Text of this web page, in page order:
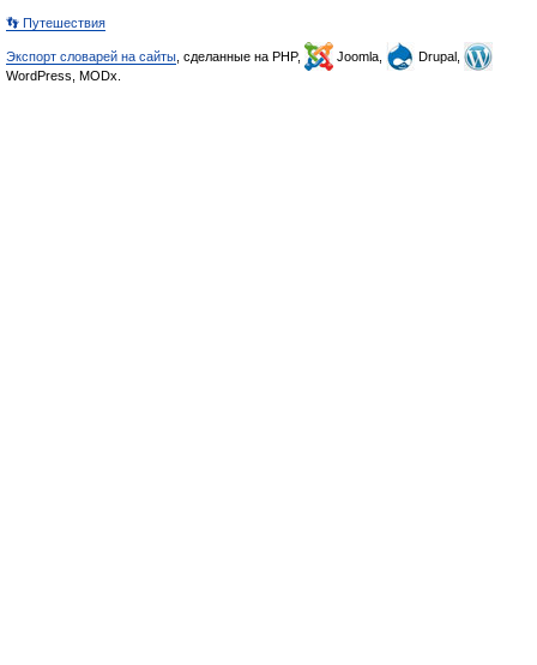
👣 Путешествия
Экспорт словарей на сайты , сделанные на PHP, Joomla,
Drupal,
WordPress, MODx.